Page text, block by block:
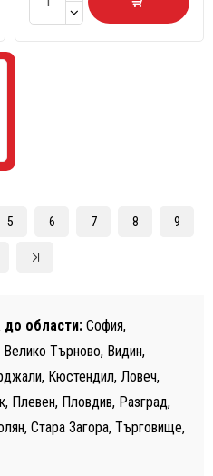
до области: София,
Велико Търново, Видин,
Кюстендил, Ловеч,
Плевен, Пловдив, Разград,
Стара Загора, Търговище,
5 6 7 8 9